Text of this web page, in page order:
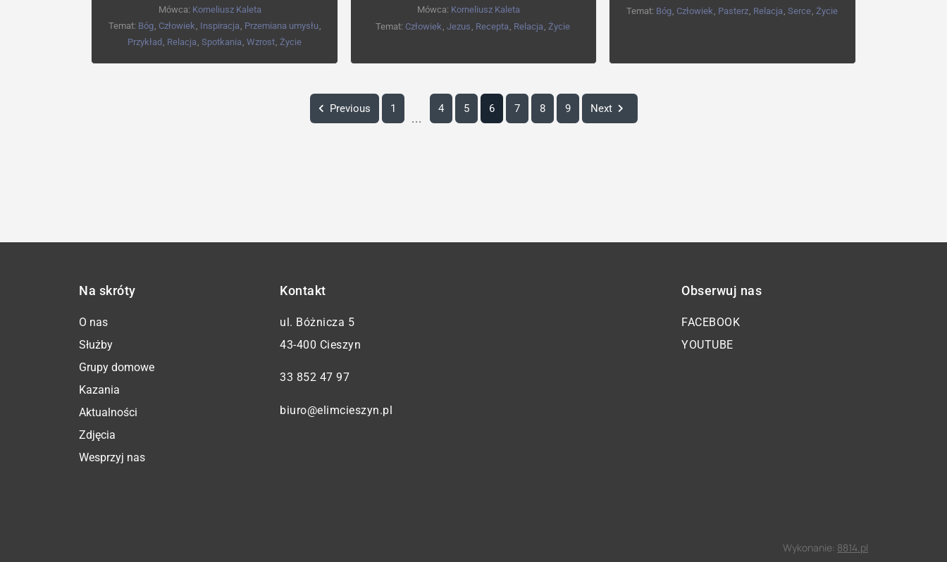
Mówca: Korneliusz Kaleta
Temat: Bóg Człowiek Inspiracja Przemiana umysłu
Przykład Relacja Spotkania Wzrost Życie
Mówca: Korneliusz Kaleta
Temat: Człowiek ,Jezus Recepta Relacja ,Życie
Temat: Bóg Człowiek Pasterz Relacja Serce Życie
Previous 1
...
4 5 6 7 8 9 Next
Na skróty
O nas
Służby
Grupy domowe
Kazania
Aktualności
Zdjęcia
Wesprzyj nas
Kontakt
ul. Bóżnicza 5
43-400 Cieszyn
33 852 47 97
biuro@elimcieszyn.pl
Obserwuj nas
FACEBOOK
YOUTUBE
Wykonanie: 8814.pl